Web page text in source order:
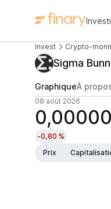
Invest Crypto-
Sigma
GraphiqueÀ
08 août 2026
-0,80 %
Prix